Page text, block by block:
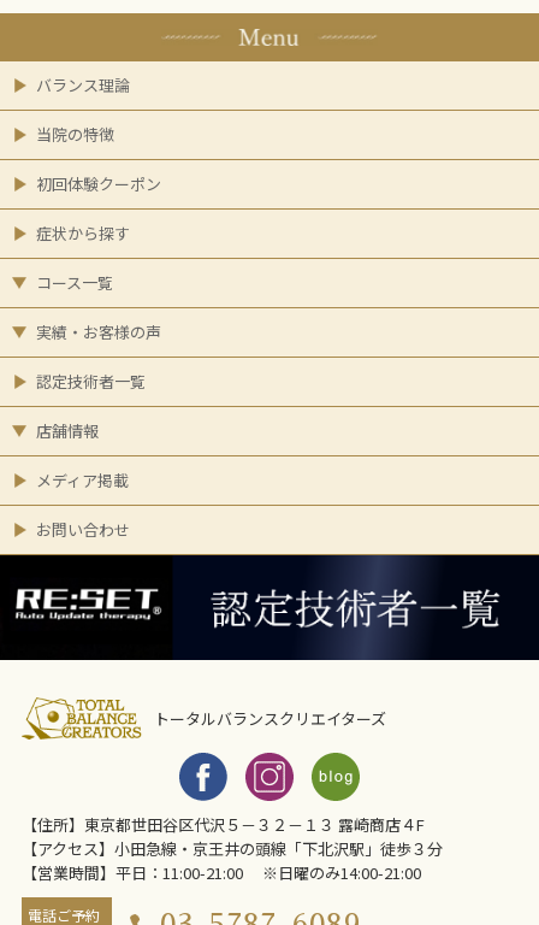
バランス理論
当院の特徴
初回体験クーポン
症状から探す
コース一覧
実績・お客様の声
認定技術者一覧
店舗情報
メディア掲載
お問い合わせ
トータルバランスクリエイターズ
【住所】東京都世田谷区代沢５－３２－１３ 露崎商店４F
【アクセス】小田急線・京王井の頭線「下北沢駅」徒歩３分
【営業時間】平日：11:00-21:00 ※日曜のみ14:00-21:00
電話ご予約